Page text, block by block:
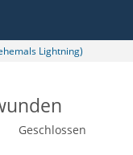
Lightning)
Geschlossen